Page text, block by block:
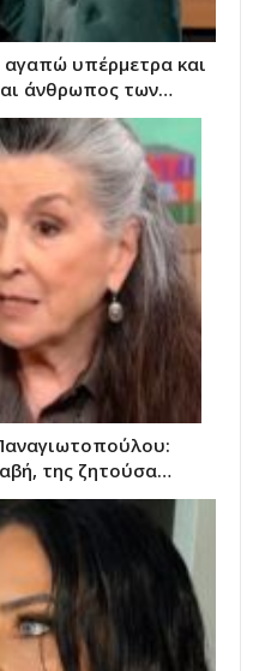
αγαπώ υπέρμετρα και
άνθρωπος των…
της ζητούσα…